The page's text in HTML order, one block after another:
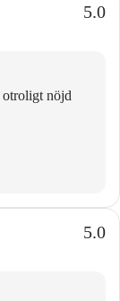
5.0
otroligt nöjd
5.0